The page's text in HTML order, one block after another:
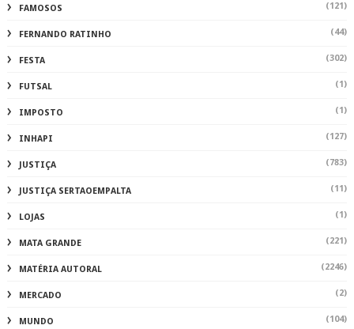
FAMOSOS (121)
FERNANDO RATINHO (44)
FESTA (302)
FUTSAL (1)
IMPOSTO (1)
INHAPI (127)
JUSTIÇA (783)
JUSTIÇA SERTAOEMPALTA (11)
LOJAS (1)
MATA GRANDE (221)
MATÉRIA AUTORAL (2246)
MERCADO (2)
MUNDO (104)